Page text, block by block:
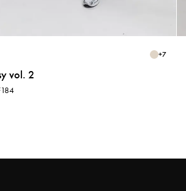
gardent vos mains au chaud lors des promenades
classiques, ils restent fixés à la poignée de la
rend particulièrement pratiques en automne et en
Najell conviennent-ils à
+7
vol. 2